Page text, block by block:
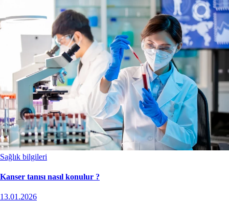
Sağlık bilgileri
Kanser tanısı nasıl konulur ?
13.01.2026